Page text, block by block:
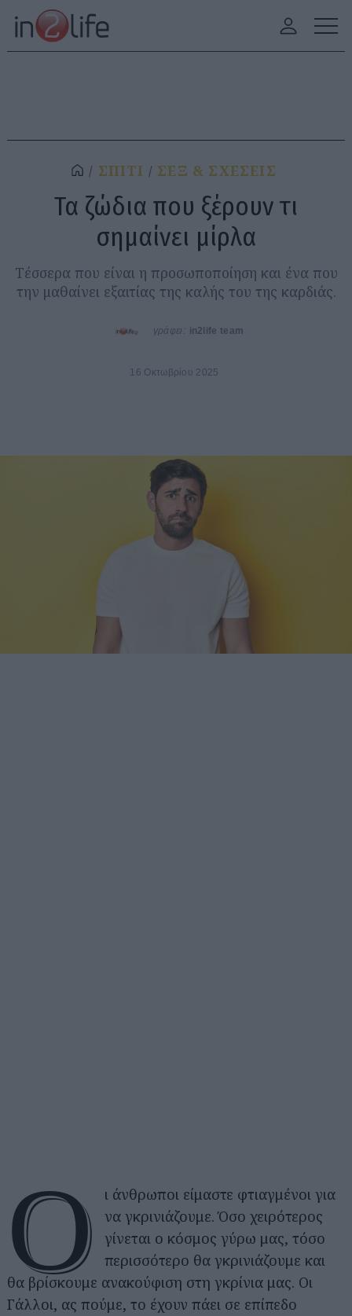
ΣΠΙΤΙ ΣΕΞ & ΣΧΕΣΕΙΣ
Τα ζώδια που ξέρουν τι
σημαίνει μίρλα
Τέσσερα που είναι η προσωποποίηση και ένα που
την μαθαίνει εξαιτίας της καλής του της καρδιάς.
γράφει: in2life team
16 Οκτωβρίου 2025
Ο
ι άνθρωποι είμαστε φτιαγμένοι για
να γκρινιάζουμε. Όσο χειρότερος
γίνεται ο κόσμος γύρω μας, τόσο
περισσότερο θα γκρινιάζουμε και
θα βρίσκουμε ανακούφιση στη γκρίνια μας. Οι
Γάλλοι, ας πούμε, το έχουν πάει σε επίπεδο